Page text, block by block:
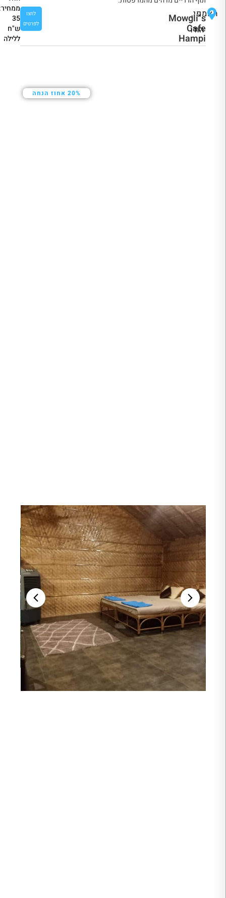
Mowgli"s
Cafe
Hampi
האמפי,
הודו
35
ש"ח
ללילה
לחצו
לפרטים
20% אחוז הנחה